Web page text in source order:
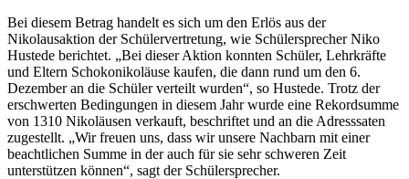
Bei diesem Betrag handelt es sich um den Erlös aus der
Nikolausaktion der Schülervertretung, wie Schülersprecher Niko
Hustede berichtet. „Bei dieser Aktion konnten Schüler, Lehrkräfte
und Eltern Schokonikoläuse kaufen, die dann rund um den 6.
Dezember an die Schüler verteilt wurden“, so Hustede. Trotz der
erschwerten Bedingungen in diesem Jahr wurde eine Rekordsumme
von 1310 Nikoläusen verkauft, beschriftet und an die Adresssaten
zugestellt. „Wir freuen uns, dass wir unsere Nachbarn mit einer
beachtlichen Summe in der auch für sie sehr schweren Zeit
unterstützen können“, sagt der Schülersprecher.